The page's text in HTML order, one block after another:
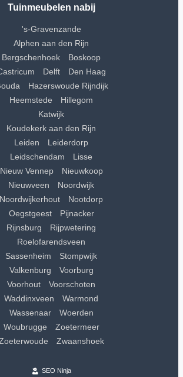
Tuinmeubelen nabij
's-Gravenzande
Alphen aan den Rijn
Bergschenhoek
Boskoop
Delft
Den Haag
Hazerswoude Rijndijk
Heemstede
Hillegom
Katwijk
Koudekerk aan den Rijn
Leiden
Leiderdorp
Leidschendam
Lisse
Nieuw Vennep
Nieuwkoop
Nieuwveen
Noordwijk
Noordwijkerhout
Nootdorp
Oegstgeest
Pijnacker
Rijnsburg
Rijpwetering
Roelofarendsveen
Sassenheim
Stompwijk
Valkenburg
Voorburg
Voorhout
Voorschoten
Waddinxveen
Warmond
Wassenaar
Woerden
Woubrugge
Zoetermeer
Zwaanshoek
SEO Ninja